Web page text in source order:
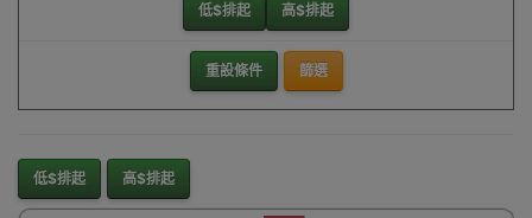
低$排起 高$排起
重設條件 篩選
低$排起 高$排起